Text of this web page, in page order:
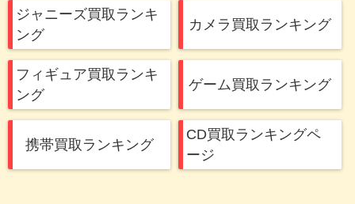
すぎたため返送してもらい、全てフリマサイト
に売りました。 なんとフリマサイトだと、査定
された金額の10倍で売り払うことができました
よ笑 発送の手間やゆりとりの手間はかかります
が、10倍ともなるとフリマサイトで売ってよか
ったです。 査定金額にムカついて返送してもら
おうと思ったあのときの自分を褒めてあげたい
です！！！
ジャニーズ買取ランキ
ング
カメラ買取ランキング
フィギュア買取ランキ
ング
ゲーム買取ランキング
携帯買取ランキング
CD買取ランキングペ
ージ